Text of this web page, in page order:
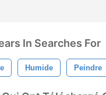
In Searches For
Humide Peindre